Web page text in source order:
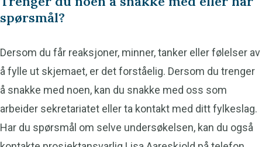
spørsmål?
Dersom du får reaksjoner, minner, tanker eller følelser av
å fylle ut skjemaet, er det forståelig. Dersom du trenger
å snakke med noen, kan du snakke med oss som
arbeider sekretariatet eller ta kontakt med ditt fylkeslag.
Har du spørsmål om selve undersøkelsen, kan du også